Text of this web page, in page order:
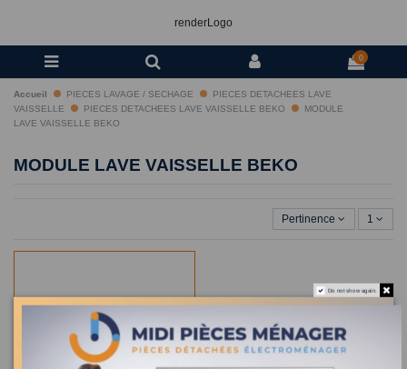
renderLogo
0
Accueil PIECES LAVAGE / SECHAGE
PIECES DETACHEES LAVE
VAISSELLE
PIECES DETACHEES LAVE VAISSELLE BEKO
MODULE
LAVE VAISSELLE BEKO
MODULE LAVE VAISSELLE BEKO
Pertinence 1
Do not show again.